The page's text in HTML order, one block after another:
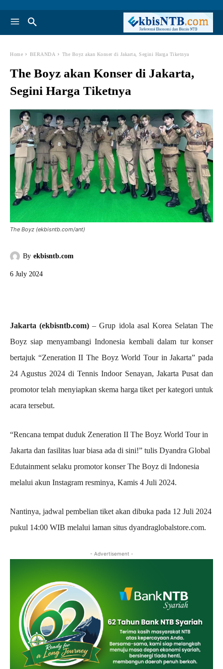
Home BERANDA The Boyz akan Konser di Jakarta, Segini Harga Tiketnya
The Boyz akan Konser di Jakarta,
Segini Harga Tiketnya
The Boyz (ekbisntb.com/ant)
By ekbisntb.com
6 July 2024
Jakarta (ekbisntb.com) – Grup idola asal Korea Selatan The
Boyz siap menyambangi Indonesia kembali dalam tur konser
bertajuk “Zeneration II The Boyz World Tour in Jakarta” pada
24 Agustus 2024 di Tennis Indoor Senayan, Jakarta Pusat dan
promotor telah menyiapkan skema harga tiket per kategori untuk
acara tersebut.
“Rencana tempat duduk Zeneration II The Boyz World Tour in
Jakarta dan fasilitas luar biasa ada di sini!” tulis Dyandra Global
Edutainment selaku promotor konser The Boyz di Indonesia
melalui akun Instagram resminya, Kamis 4 Juli 2024.
Nantinya, jadwal pembelian tiket akan dibuka pada 12 Juli 2024
pukul 14:00 WIB melalui laman situs dyandraglobalstore.com.
- Advertisement -